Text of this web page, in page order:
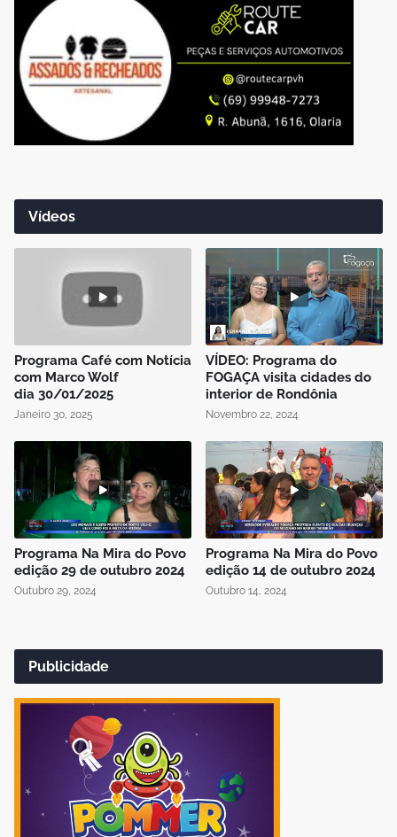
Vídeos
Programa Café com Notícia
com Marco Wolf
dia 30/01/2025
Janeiro 30, 2025
VÍDEO: Programa do
FOGAÇA visita cidades do
interior de Rondônia
Novembro 22, 2024
Programa Na Mira do Povo
edição 29 de outubro 2024
Outubro 29, 2024
Programa Na Mira do Povo
edição 14 de outubro 2024
Outubro 14, 2024
Publicidade